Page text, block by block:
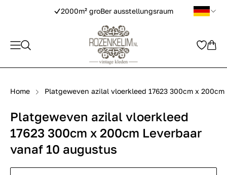
2000m² groBer ausstellungsraum
Home Platgeweven azilal vloerkleed 17623 300cm x
Platgeweven azilal vloerkleed
17623 300cm x 200cm Leverbaar
vanaf 10 augustus